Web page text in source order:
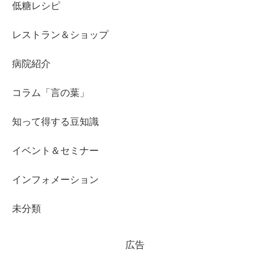
低糖レシピ
レストラン＆ショップ
病院紹介
コラム「言の葉」
知って得する豆知識
イベント＆セミナー
インフォメーション
未分類
広告